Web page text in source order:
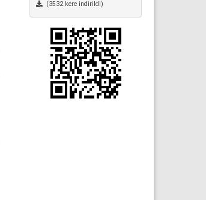
(3532 kere indirildi)